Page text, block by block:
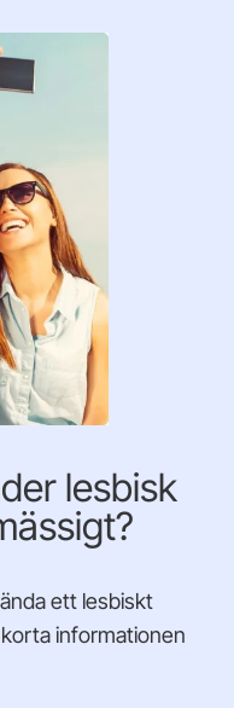
lesbisk
ett lesbiskt
informationen